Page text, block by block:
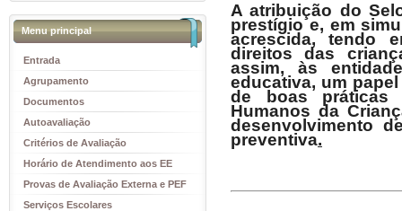
Menu principal
Entrada
Agrupamento
Documentos
Autoavaliação
Critérios de Avaliação
Horário de Atendimento aos EE
Provas de Avaliação Externa e PEF
Serviços Escolares
A atribuição do
prestígio e, em
acrescida, tendo
direitos das
assim, às
educativa, um
de boas práticas
Humanos da
desenvolvimento
preventiva.